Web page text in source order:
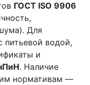
ГОСТ ISO 9906
Для
питьевой водой,
и
. Наличие
нормативам —